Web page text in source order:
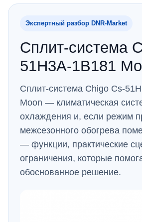
Экспертный разбор DNR‑Market
Сплит-система
51H3A-1B181
Сплит-система Chigo Cs-
Moon — климатическая
охлаждения и, если режим
межсезонного обогрева
— функции, практические
ограничения, которые
обоснованное решение.